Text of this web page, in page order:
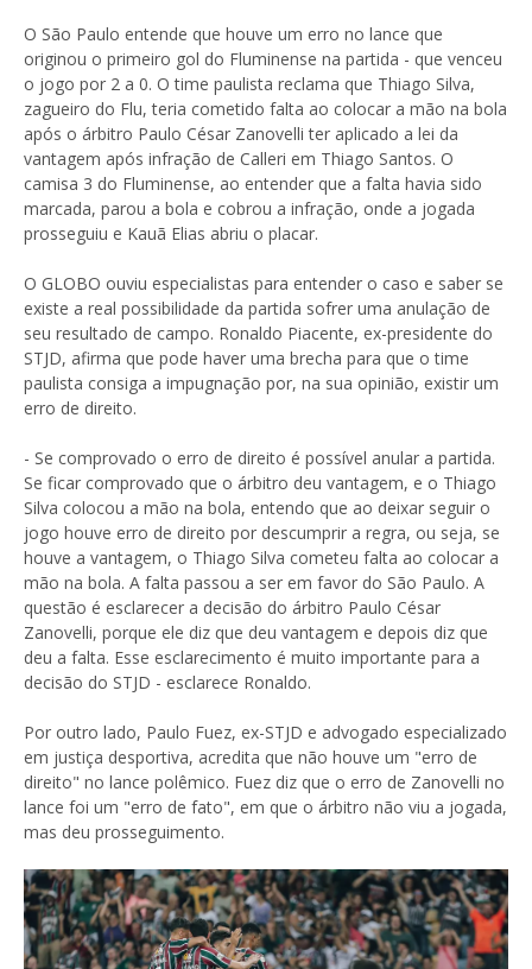
O São Paulo entende que houve um erro no lance que
originou o primeiro gol do Fluminense na partida - que venceu
o jogo por 2 a 0. O time paulista reclama que Thiago Silva,
zagueiro do Flu, teria cometido falta ao colocar a mão na bola
após o árbitro Paulo César Zanovelli ter aplicado a lei da
vantagem após infração de Calleri em Thiago Santos. O
camisa 3 do Fluminense, ao entender que a falta havia sido
marcada, parou a bola e cobrou a infração, onde a jogada
prosseguiu e Kauã Elias abriu o placar.
O GLOBO ouviu especialistas para entender o caso e saber se
existe a real possibilidade da partida sofrer uma anulação de
seu resultado de campo. Ronaldo Piacente, ex-presidente do
STJD, afirma que pode haver uma brecha para que o time
paulista consiga a impugnação por, na sua opinião, existir um
erro de direito.
- Se comprovado o erro de direito é possível anular a partida.
Se ficar comprovado que o árbitro deu vantagem, e o Thiago
Silva colocou a mão na bola, entendo que ao deixar seguir o
jogo houve erro de direito por descumprir a regra, ou seja, se
houve a vantagem, o Thiago Silva cometeu falta ao colocar a
mão na bola. A falta passou a ser em favor do São Paulo. A
questão é esclarecer a decisão do árbitro Paulo César
Zanovelli, porque ele diz que deu vantagem e depois diz que
deu a falta. Esse esclarecimento é muito importante para a
decisão do STJD - esclarece Ronaldo.
Por outro lado, Paulo Fuez, ex-STJD e advogado especializado
em justiça desportiva, acredita que não houve um "erro de
direito" no lance polêmico. Fuez diz que o erro de Zanovelli no
lance foi um "erro de fato", em que o árbitro não viu a jogada,
mas deu prosseguimento.